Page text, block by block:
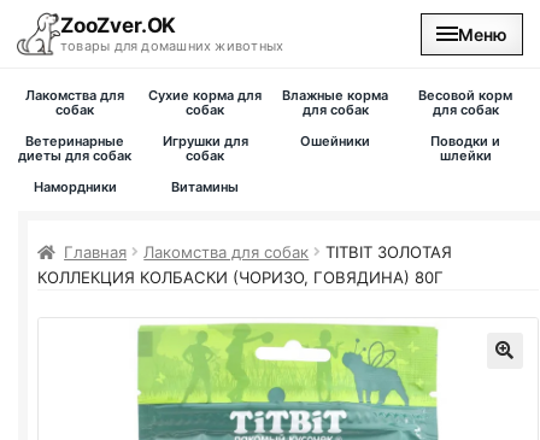
ZooZver.OK
товары для домашних животных
Меню
На главную
Лакомства для
собак
Сухие корма для
собак
Влажные корма
для собак
Весовой корм
для собак
Ветеринарные
диеты для собак
Игрушки для
собак
Ошейники
Поводки и
шлейки
Намордники
Витамины
Главная Лакомства для собак
TITBIT ЗОЛОТАЯ
КОЛЛЕКЦИЯ КОЛБАСКИ (ЧОРИЗО, ГОВЯДИНА) 80Г